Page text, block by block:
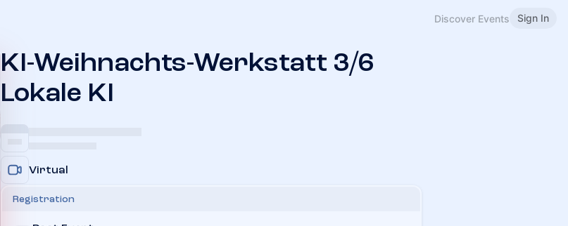
Discover Events Sign In
KI-Weihnachts-Werkstatt 3/6
Lokale KI
Virtual
Registration